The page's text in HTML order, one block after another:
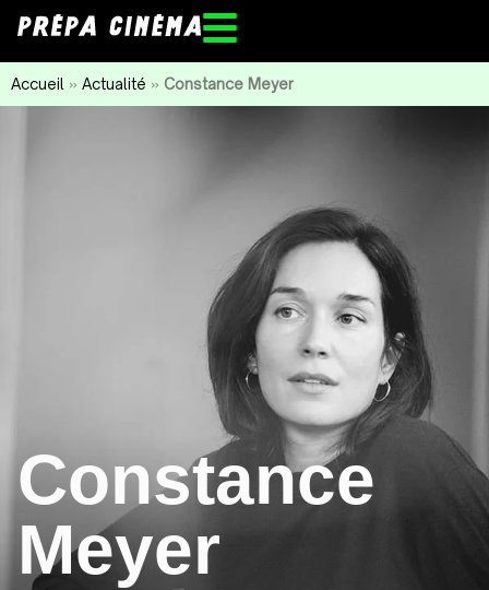
Accueil » Actualité » Constance Meyer
Constance
Meyer